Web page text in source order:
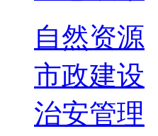
自然资源
市政建设
治安管理